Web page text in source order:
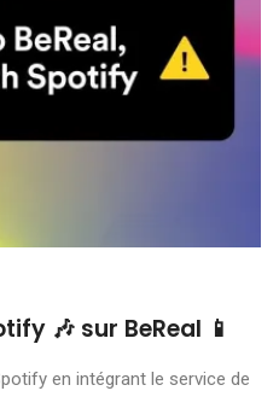
🎶 sur BeReal 📱
en intégrant le service de